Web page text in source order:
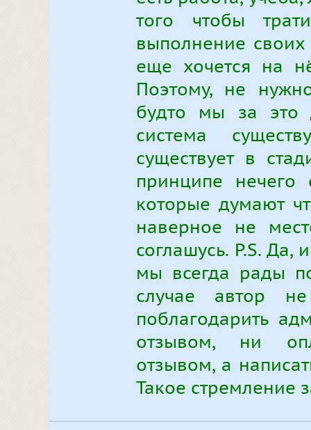
того чтобы
выполнение
еще хочется на
Поэтому, не
будто мы за это
система
существует в
принципе нечего
которые думают
наверное не
соглашусь. P.S. Да,
мы всегда рады
случае автор
поблагодарить
отзывом, ни
отзывом, а
Такое стремление